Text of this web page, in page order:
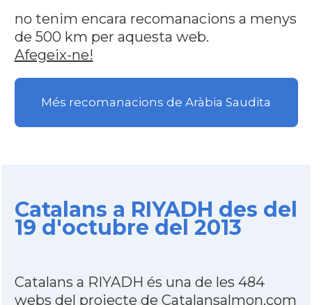
no tenim encara recomanacions a menys
de 500 km per aquesta web.
Afegeix-ne!
Més recomanacions de Aràbia Saudita
Catalans a RIYADH des del
19 d'octubre del 2013
Catalans a RIYADH és una de les 484
webs del projecte de Catalansalmon.com